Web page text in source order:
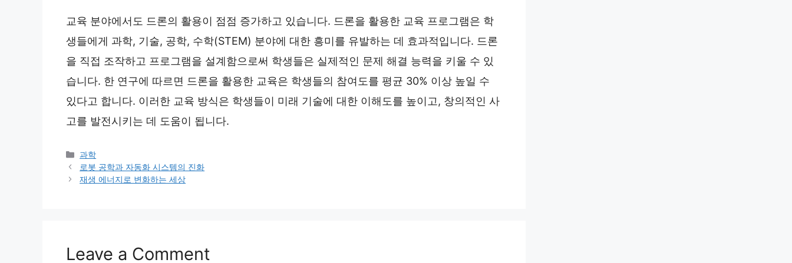
교육 분야에서도 드론의 활용이 점점 증가하고 있습니다. 드론을 활용한 교육 프로그램은 학
생들에게 과학, 기술, 공학, 수학(STEM) 분야에 대한 흥미를 유발하는 데 효과적입니다. 드론
을 직접 조작하고 프로그램을 설계함으로써 학생들은 실제적인 문제 해결 능력을 키울 수 있
습니다. 한 연구에 따르면 드론을 활용한 교육은 학생들의 참여도를 평균 30% 이상 높일 수
있다고 합니다. 이러한 교육 방식은 학생들이 미래 기술에 대한 이해도를 높이고, 창의적인 사
고를 발전시키는 데 도움이 됩니다.
Categories
과학
로봇 공학과 자동화 시스템의 진화
재생 에너지로 변화하는 세상
Leave a Comment